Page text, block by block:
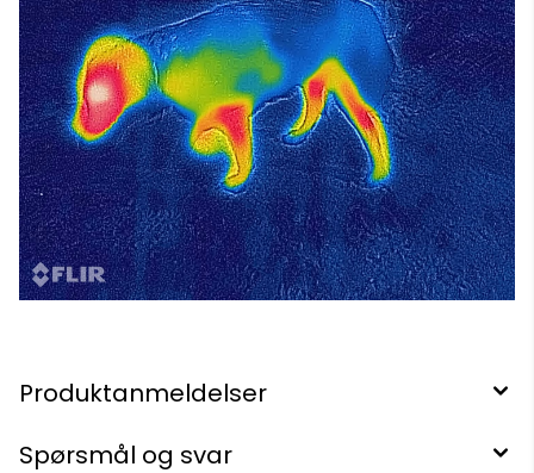
Produktanmeldelser
Spørsmål og svar